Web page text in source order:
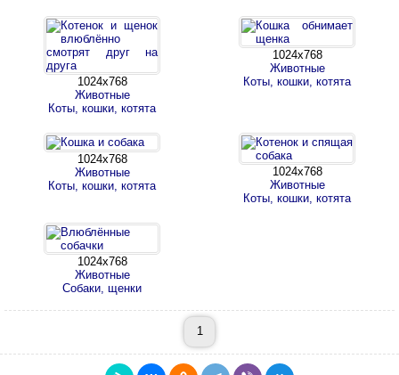
1024х768
Животные
Коты, кошки, котята
1024х768
Животные
Коты, кошки, котята
1024х768
Животные
Коты, кошки, котята
1024х768
Животные
Коты, кошки, котята
1024х768
Животные
Собаки, щенки
1